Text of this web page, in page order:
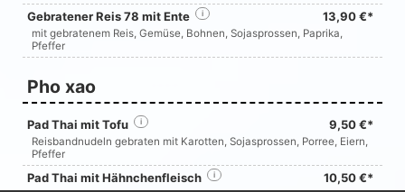
Gebratener Reis 78 mit Ente 13,90 €*
i
mit gebratenem Reis, Gemüse, Bohnen, Sojasprossen, Paprika,
Pfeffer
Pho xao
Pad Thai mit Tofu 9,50 €*
i
Reisbandnudeln gebraten mit Karotten, Sojasprossen, Porree, Eiern,
Pfeffer
Pad Thai mit Hähnchenfleisch 10,50 €*
i